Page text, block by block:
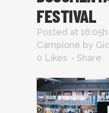
FESTIVAL
Posted at 16:05h
Campione by
0 Likes Share